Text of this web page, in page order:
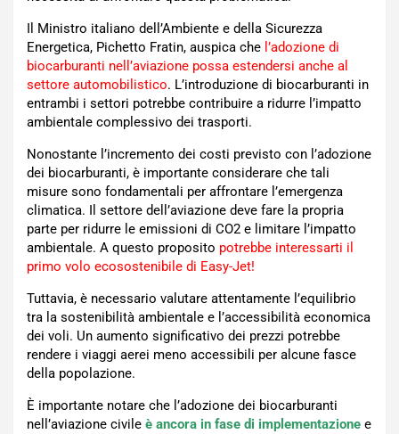
Il Ministro italiano dell’Ambiente e della Sicurezza
Energetica, Pichetto Fratin, auspica che l’adozione di
biocarburanti nell’aviazione possa estendersi anche al
settore automobilistico. L’introduzione di biocarburanti in
entrambi i settori potrebbe contribuire a ridurre l’impatto
ambientale complessivo dei trasporti.
Nonostante l’incremento dei costi previsto con l’adozione
dei biocarburanti, è importante considerare che tali
misure sono fondamentali per affrontare l’emergenza
climatica. Il settore dell’aviazione deve fare la propria
parte per ridurre le emissioni di CO2 e limitare l’impatto
ambientale. A questo proposito potrebbe interessarti il
primo volo ecosostenibile di Easy-Jet!
Tuttavia, è necessario valutare attentamente l’equilibrio
tra la sostenibilità ambientale e l’accessibilità economica
dei voli. Un aumento significativo dei prezzi potrebbe
rendere i viaggi aerei meno accessibili per alcune fasce
della popolazione.
È importante notare che l’adozione dei biocarburanti
nell’aviazione civile è ancora in fase di implementazione e